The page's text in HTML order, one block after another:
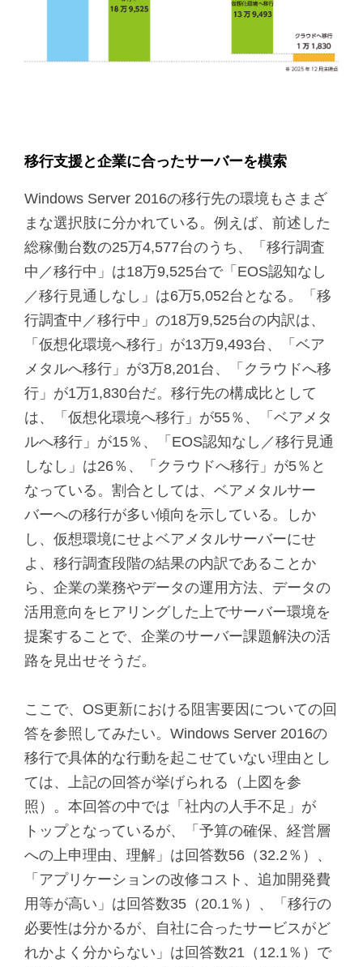
移行支援と企業に合ったサーバーを模索
Windows Server 2016の移行先の環境もさまざ
まな選択肢に分かれている。例えば、前述した
総稼働台数の25万4,577台のうち、「移行調査
中／移行中」は18万9,525台で「EOS認知なし
／移行見通しなし」は6万5,052台となる。「移
行調査中／移行中」の18万9,525台の内訳は、
「仮想化環境へ移行」が13万9,493台、「ベア
メタルへ移行」が3万8,201台、「クラウドへ移
行」が1万1,830台だ。移行先の構成比として
は、「仮想化環境へ移行」が55％、「ベアメタ
ルへ移行」が15％、「EOS認知なし／移行見通
しなし」は26％、「クラウドへ移行」が5％と
なっている。割合としては、ベアメタルサー
バーへの移行が多い傾向を示している。しか
し、仮想環境にせよベアメタルサーバーにせ
よ、移行調査段階の結果の内訳であることか
ら、企業の業務やデータの運用方法、データの
活用意向をヒアリングした上でサーバー環境を
提案することで、企業のサーバー課題解決の活
路を見出せそうだ。
ここで、OS更新における阻害要因についての回
答を参照してみたい。Windows Server 2016の
移行で具体的な行動を起こせていない理由とし
ては、上記の回答が挙げられる（上図を参
照）。本回答の中では「社内の人手不足」が
トップとなっているが、「予算の確保、経営層
への上申理由、理解」は回答数56（32.2％）、
「アプリケーションの改修コスト、追加開発費
用等が高い」は回答数35（20.1％）、「移行の
必要性は分かるが、自社に合ったサービスがど
れかよく分からない」は回答数21（12.1％）で